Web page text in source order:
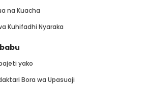
na Kuacha
Kuhifadhi Nyaraka
yako
Bora wa Upasuaji